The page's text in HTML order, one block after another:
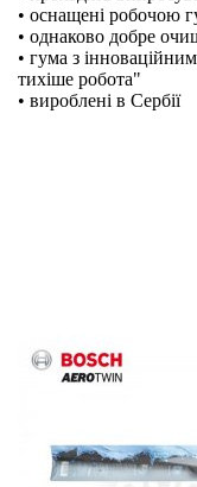
• оснащені робочою
• однаково добре
• гума з
тихіше робота"
• вироблені в Сербії